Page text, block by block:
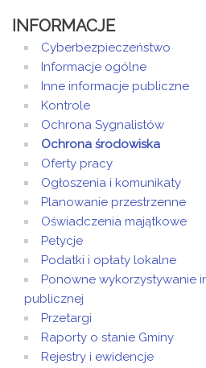
INFORMACJE
Cyberbezpieczeństwo
Informacje ogólne
Inne informacje publiczne
Kontrole
Ochrona Sygnalistów
Ochrona środowiska
Oferty pracy
Ogłoszenia i komunikaty
Planowanie przestrzenne
Oświadczenia majątkowe
Petycje
Podatki i opłaty lokalne
Ponowne wykorzystywanie
publicznej
Przetargi
Raporty o stanie Gminy
Rejestry i ewidencje